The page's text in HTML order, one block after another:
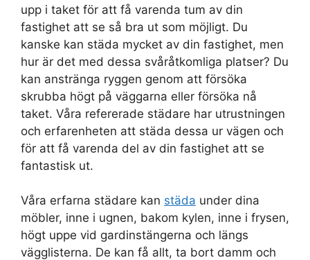
upp i taket för att få varenda tum av din
fastighet att se så bra ut som möjligt. Du
kanske kan städa mycket av din fastighet, men
hur är det med dessa svåråtkomliga platser? Du
kan anstränga ryggen genom att försöka
skrubba högt på väggarna eller försöka nå
taket. Våra refererade städare har utrustningen
och erfarenheten att städa dessa ur vägen och
för att få varenda del av din fastighet att se
fantastisk ut.
Våra erfarna städare kan städa under dina
möbler, inne i ugnen, bakom kylen, inne i frysen,
högt uppe vid gardinstängerna och längs
vägglisterna. De kan få allt, ta bort damm och